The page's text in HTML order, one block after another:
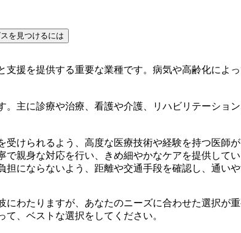
を見つけるには
支援を提供する重要な業種です。病気や高齢化に
。主に診療や治療、看護や介護、リハビリテーショ
受けられるよう、高度な医療技術や経験を持つ医師
で親身な対応を行い、きめ細やかなケアを提供して
担にならないよう、距離や交通手段を確認し、通い
わたりますが、あなたのニーズに合わせた選択が重
、ベストな選択をしてください。